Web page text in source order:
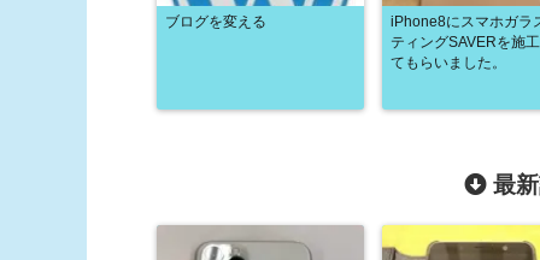
ブログを変える
iPhone8にスマホガラ
ティングSAVERを施
てもらいました。
最